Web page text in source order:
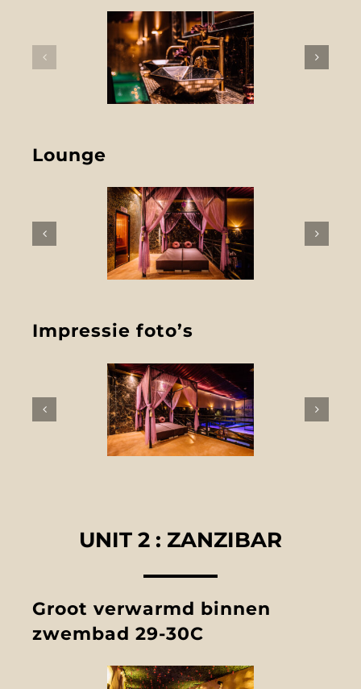
Lounge
Impressie foto’s
UNIT 2 : ZANZIBAR
Groot verwarmd binnen
zwembad 29-30C